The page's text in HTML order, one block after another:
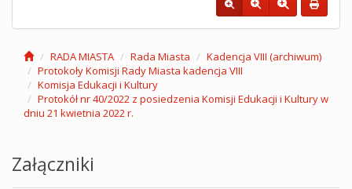
RADA MIASTA Rada Miasta
Kadencja VIII (archiwum)
Protokoły Komisji Rady Miasta kadencja VIII
Komisja Edukacji i Kultury
Protokół nr 40/2022 z posiedzenia Komisji Edukacji i Kultury w
dniu 21 kwietnia 2022 r.
Załączniki